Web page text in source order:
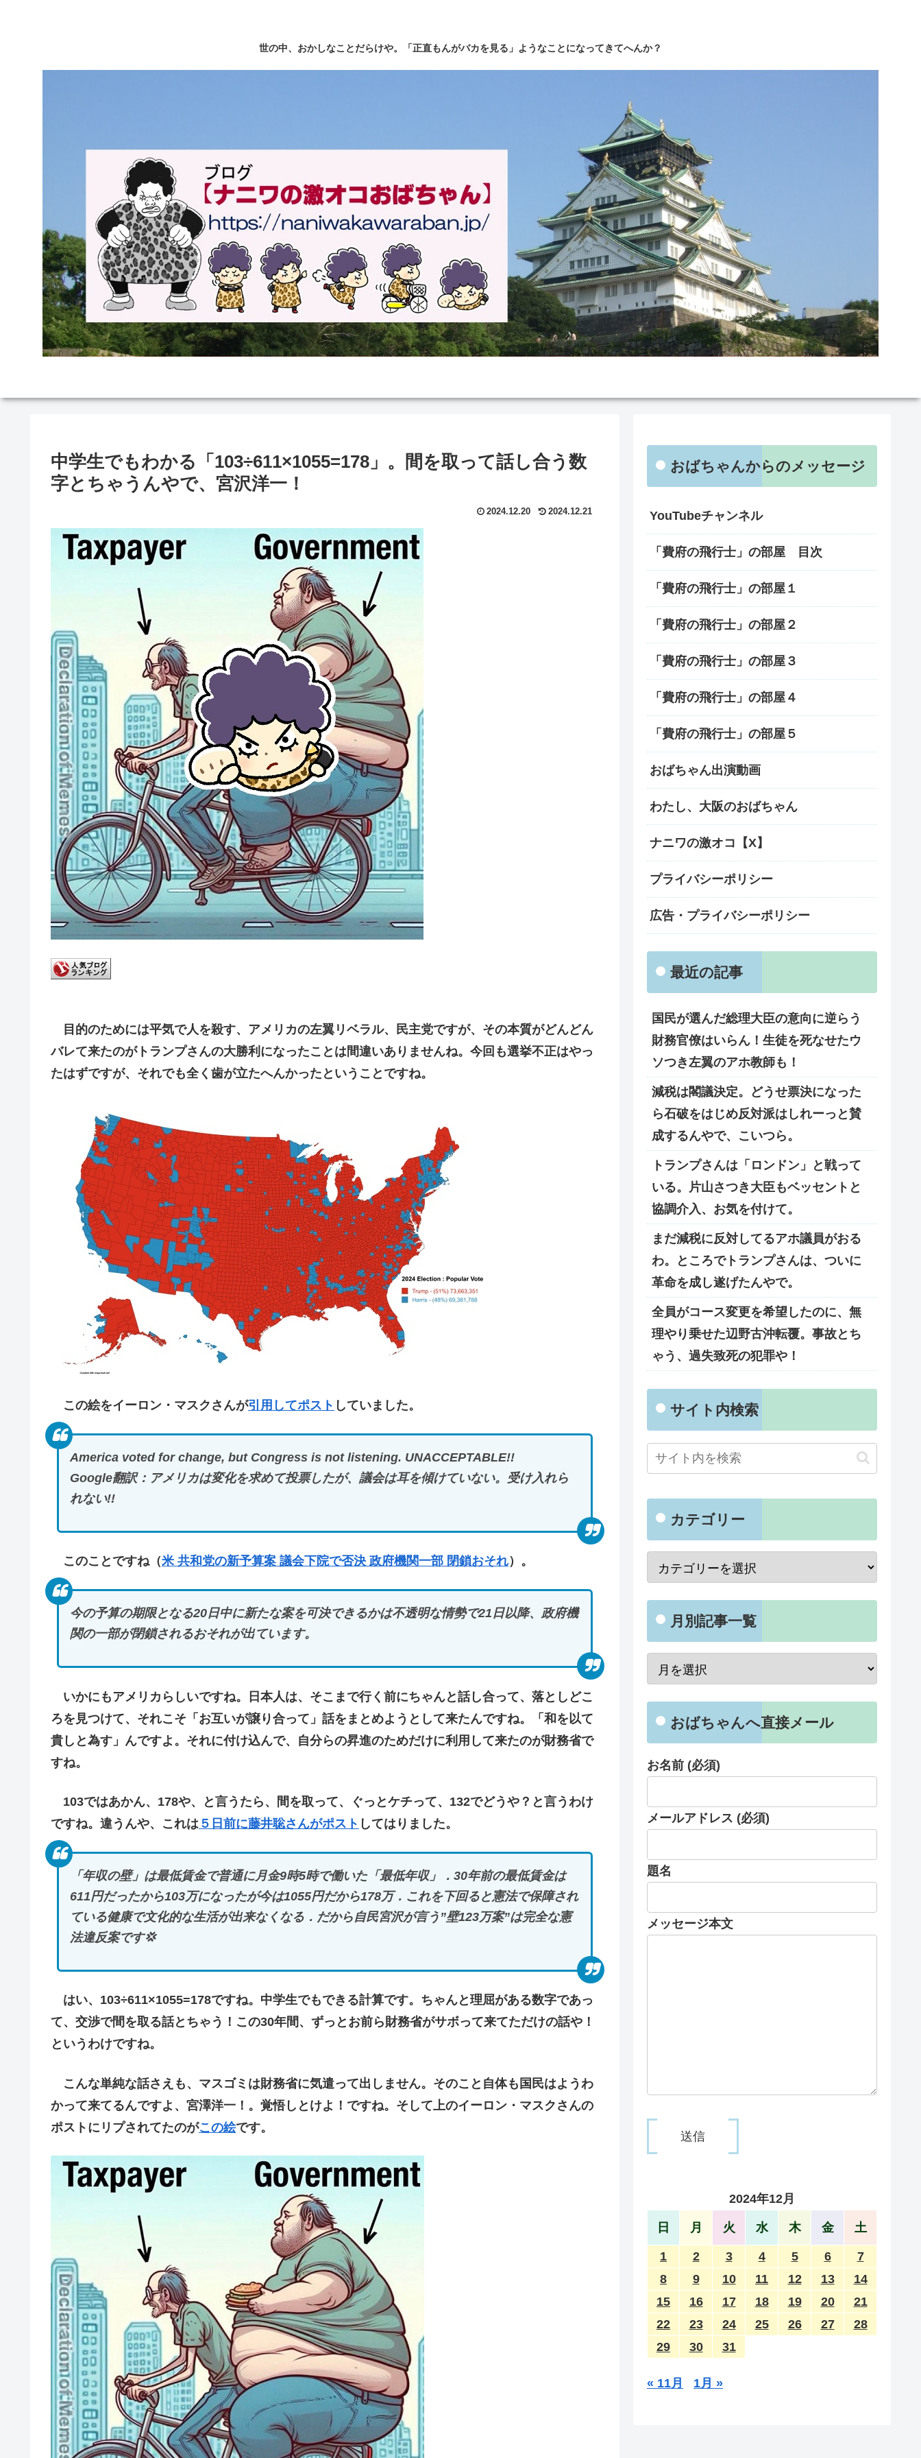
世の中、おかしなことだらけや。「正直もんがバカを見る」ようなことになってきてへんか？
中学生でもわかる「103÷611×1055=178」。間を取って話し合う数
字とちゃうんやで、宮沢洋一！
2024.12.20 2024.12.21
目的のためには平気で人を殺す、アメリカの左翼リベラル、民主党ですが、その本質がどんどん
バレて来たのがトランプさんの大勝利になったことは間違いありませんね。今回も選挙不正はやっ
たはずですが、それでも全く歯が立たへんかったということですね。
この絵をイーロン・マスクさんが引用してポスト していました。
America voted for change, but Congress is not listening. UNACCEPTABLE!!
Google翻訳：アメリカは変化を求めて投票したが、議会は耳を傾けていない。受け入れら
れない!!
このことですね（米 共和党の新予算案 議会下院で否決 政府機関一部 閉鎖おそれ）。
今の予算の期限となる20日中に新たな案を可決できるかは不透明な情勢で21日以降、政府機
関の一部が閉鎖されるおそれが出ています。
いかにもアメリカらしいですね。日本人は、そこまで行く前にちゃんと話し合って、落としどこ
ろを見つけて、それこそ「お互いが譲り合って」話をまとめようとして来たんですね。「和を以て
貴しと為す」んですよ。それに付け込んで、自分らの昇進のためだけに利用して来たのが財務省で
すね。
103ではあかん、178や、と言うたら、間を取って、ぐっとケチって、132でどうや？と言うわけ
ですね。違うんや、これは ５日前に藤井聡さんがポスト してはりました。
「年収の壁」は最低賃金で普通に月金9時5時で働いた「最低年収」．30年前の最低賃金は
611円だったから103万になったが今は1055円だから178万．これを下回ると憲法で保障され
ている健康で文化的な生活が出来なくなる．だから自民宮沢が言う”壁123万案”は完全な憲
法違反案です💢
はい、103÷611×1055=178ですね。中学生でもできる計算です。ちゃんと理屈がある数字であっ
て、交渉で間を取る話とちゃう！この30年間、ずっとお前ら財務省がサボって来てただけの話や！
というわけですね。
こんな単純な話さえも、マスゴミは財務省に気遣って出しません。そのこと自体も国民はようわ
かって来てるんですよ、宮澤洋一！。覚悟しとけよ！ですね。そして上のイーロン・マスクさんの
ポストにリプされてたのがこの絵です。
おばちゃんからのメッセージ
YouTubeチャンネル
「費府の飛行士」の部屋 目次
「費府の飛行士」の部屋１
「費府の飛行士」の部屋２
「費府の飛行士」の部屋３
「費府の飛行士」の部屋４
「費府の飛行士」の部屋５
おばちゃん出演動画
わたし、大阪のおばちゃん
ナニワの激オコ【X】
プライバシーポリシー
広告・プライバシーポリシー
最近の記事
国民が選んだ総理大臣の意向に逆らう
財務官僚はいらん！生徒を死なせたウ
ソつき左翼のアホ教師も！
減税は閣議決定。どうせ票決になった
ら石破をはじめ反対派はしれーっと賛
成するんやで、こいつら。
トランプさんは「ロンドン」と戦って
いる。片山さつき大臣もベッセントと
協調介入、お気を付けて。
まだ減税に反対してるアホ議員がおる
わ。ところでトランプさんは、ついに
革命を成し遂げたんやで。
全員がコース変更を希望したのに、無
理やり乗せた辺野古沖転覆。事故とち
ゃう、過失致死の犯罪や！
サイト内検索
カテゴリー
月別記事一覧
おばちゃんへ直接メール
お名前 (必須)
メールアドレス (必須)
題名
メッセージ本文
2024年12月
日 月 火 水 木 金 土
1 2 3 4 5 6
7
8
9 10 11 12 13
14
15
16 17 18 19 20
21
22
23 24 25 26 27
28
29
30 31
« 11月 1月 »